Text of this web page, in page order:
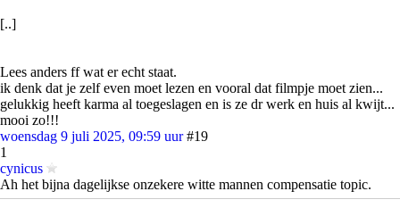
[..]
Lees anders ff wat er echt staat.
ik denk dat je zelf even moet lezen en vooral dat filmpje moet zien...
gelukkig heeft karma al toegeslagen en is ze dr werk en huis al kwijt...
mooi zo!!!
woensdag 9 juli 2025, 09:59 uur #19
1
cynicus
Ah het bijna dagelijkse onzekere witte mannen compensatie topic.